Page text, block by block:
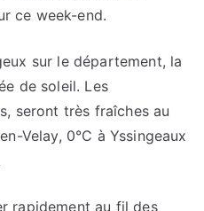
ce week-end.
sur le département, la
de soleil. Les
seront très fraîches au
Velay, 0°C à Yssingeaux
rapidement au fil des